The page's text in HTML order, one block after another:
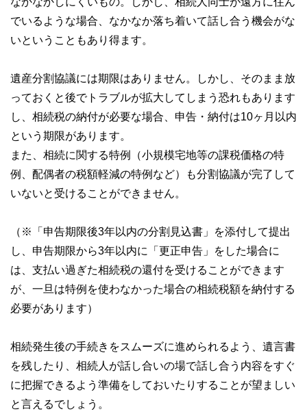
でいるような場合、なかなか落ち着いて話し合う機会がな
いということもあり得ます。
遺産分割協議には期限はありません。しかし、そのまま放
っておくと後でトラブルが拡大してしまう恐れもあります
し、相続税の納付が必要な場合、申告・納付は10ヶ月以内
という期限があります。
また、相続に関する特例（小規模宅地等の課税価格の特
例、配偶者の税額軽減の特例など）も分割協議が完了して
いないと受けることができません。
（※「申告期限後3年以内の分割見込書」を添付して提出
し、申告期限から3年以内に「更正申告」をした場合に
は、支払い過ぎた相続税の還付を受けることができます
が、一旦は特例を使わなかった場合の相続税額を納付する
必要があります）
相続発生後の手続きをスムーズに進められるよう、遺言書
を残したり、相続人が話し合いの場で話し合う内容をすぐ
に把握できるよう準備をしておいたりすることが望ましい
と言えるでしょう。